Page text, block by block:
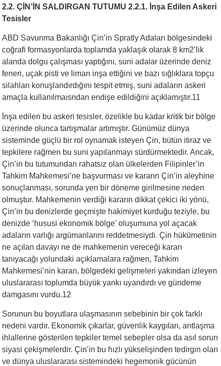
2.2. ÇİN’İN SALDIRGAN TUTUMU 2.2.1. İnşa Edilen Askeri
Tesisler
ABD Savunma Bakanlığı Çin’in Spratly Adaları bölgesindeki
coğrafi formasyonlarda toplamda yaklaşık olarak 8 km2’lik
alanda dolgu çalışması yaptığını, suni adalar üzerinde deniz
feneri, uçak pisti ve liman inşa ettiğini ve bazı sığlıklara topçu
silahları konuşlandırdığını tespit etmiş, suni adaların askeri
amaçla kullanılmaısndan endişe edildiğini açıklamıştır.11
İnşa edilen bu askeri tesisler, özelikle bu kadar kritik bir bölge
üzerinde olunca tartışmalar artımıştır. Günümüz dünya
sisteminde güçlü bir rol oynamak isteyen Çin, bütün itiraz ve
tepkilere rağmen bu suni yapılanmayı sürdürmektedir. Ancak,
Çin’in bu tutumundan rahatsız olan ülkelerden Filipinler’in
Tahkim Mahkemesi’ne başvurması ve kararın Çin’in aleyhine
sonuçlanması, sorunda yen bir döneme girilmesine neden
olmuştur. Mahkemenin verdiği kararın dikkat çekici iki yönü,
Çin’in bu denizlerde geçmişte hakimiyet kurduğu teziyle, bu
denizde ‘hususi ekonomik bölge’ oluşumuna yol açacak
adaların varlığı argümanlarını reddetmesiydi. Çin hükümetinin
ne açılan davayı ne de mahkemenin vereceği kararı
tanıyacağı yolundaki açıklamalara rağmen, Tahkim
Mahkemesi’nin kararı, bölgedeki gelişmeleri yakından izleyen
uluslararası toplumda büyük yankı uyandırdı ve gündeme
damgasını vurdu.12
Sorunun bu boyutlara ulaşmasının sebebinin bir çok farklı
nedeni vardır. Ekonomik çıkarlar, güvenlik kaygıları, antlaşma
ihlallerine gösterilen tepkiler temel sebepler olsa da asıl sorun
siyasi çekişmelerdir. Çin’in bu hızlı yükselişinden tedirgin olan
ve dünya uluslararası sistemindeki hegemonik gücünün